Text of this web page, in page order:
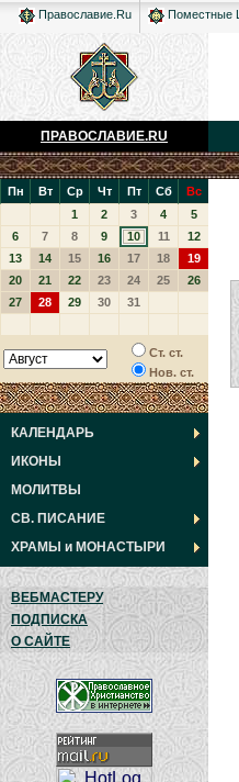
Православие.Ru Поместные
ПРАВОСЛАВИЕ.RU
Пн Вт Ср Чт Пт Сб
Вс
1
2 3 4
5
6
7 8 9 10 11
12
13
14 15 16 17 18
19
20
21 22 23 24 25
26
27
28 29 30 31
Ст. ст.
Нов. ст.
КАЛЕНДАРЬ
ИКОНЫ
МОЛИТВЫ
СВ. ПИСАНИЕ
ХРАМЫ и МОНАСТЫРИ
ВЕБМАСТЕРУ
ПОДПИСКА
О САЙТЕ